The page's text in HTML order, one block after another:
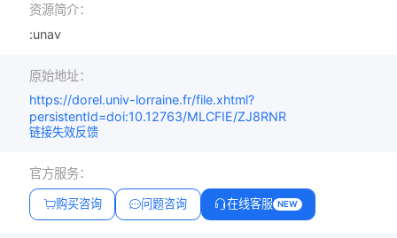
资源简介：
:unav
原始地址：
https://dorel.univ-lorraine.fr/file.xhtml?
persistentId=doi:10.12763/MLCFIE/ZJ8RNR
链接失效反馈
官方服务：
购买咨询 问题咨询 在线客服 NEW